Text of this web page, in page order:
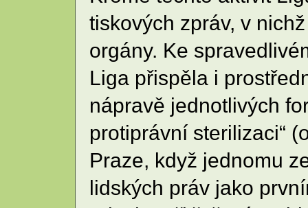
tiskových zpráv, v
orgány. Ke
Liga přispěla i
nápravě jednotlivých
protiprávní sterilizaci“
Praze, když jednomu
lidských práv jako